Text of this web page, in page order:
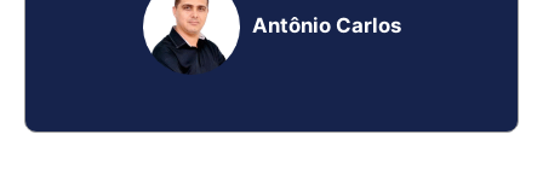
Antônio Carlos